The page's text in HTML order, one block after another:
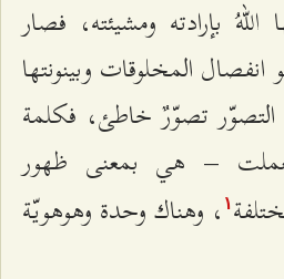
بإرادته ومشيئته، فصار
المخلوقات وبينونتها
تصوّرٌ خاطئ، فكلمة
– هي بمعنى ظهور
۱ ، وهناك وحدة وهوهويّة